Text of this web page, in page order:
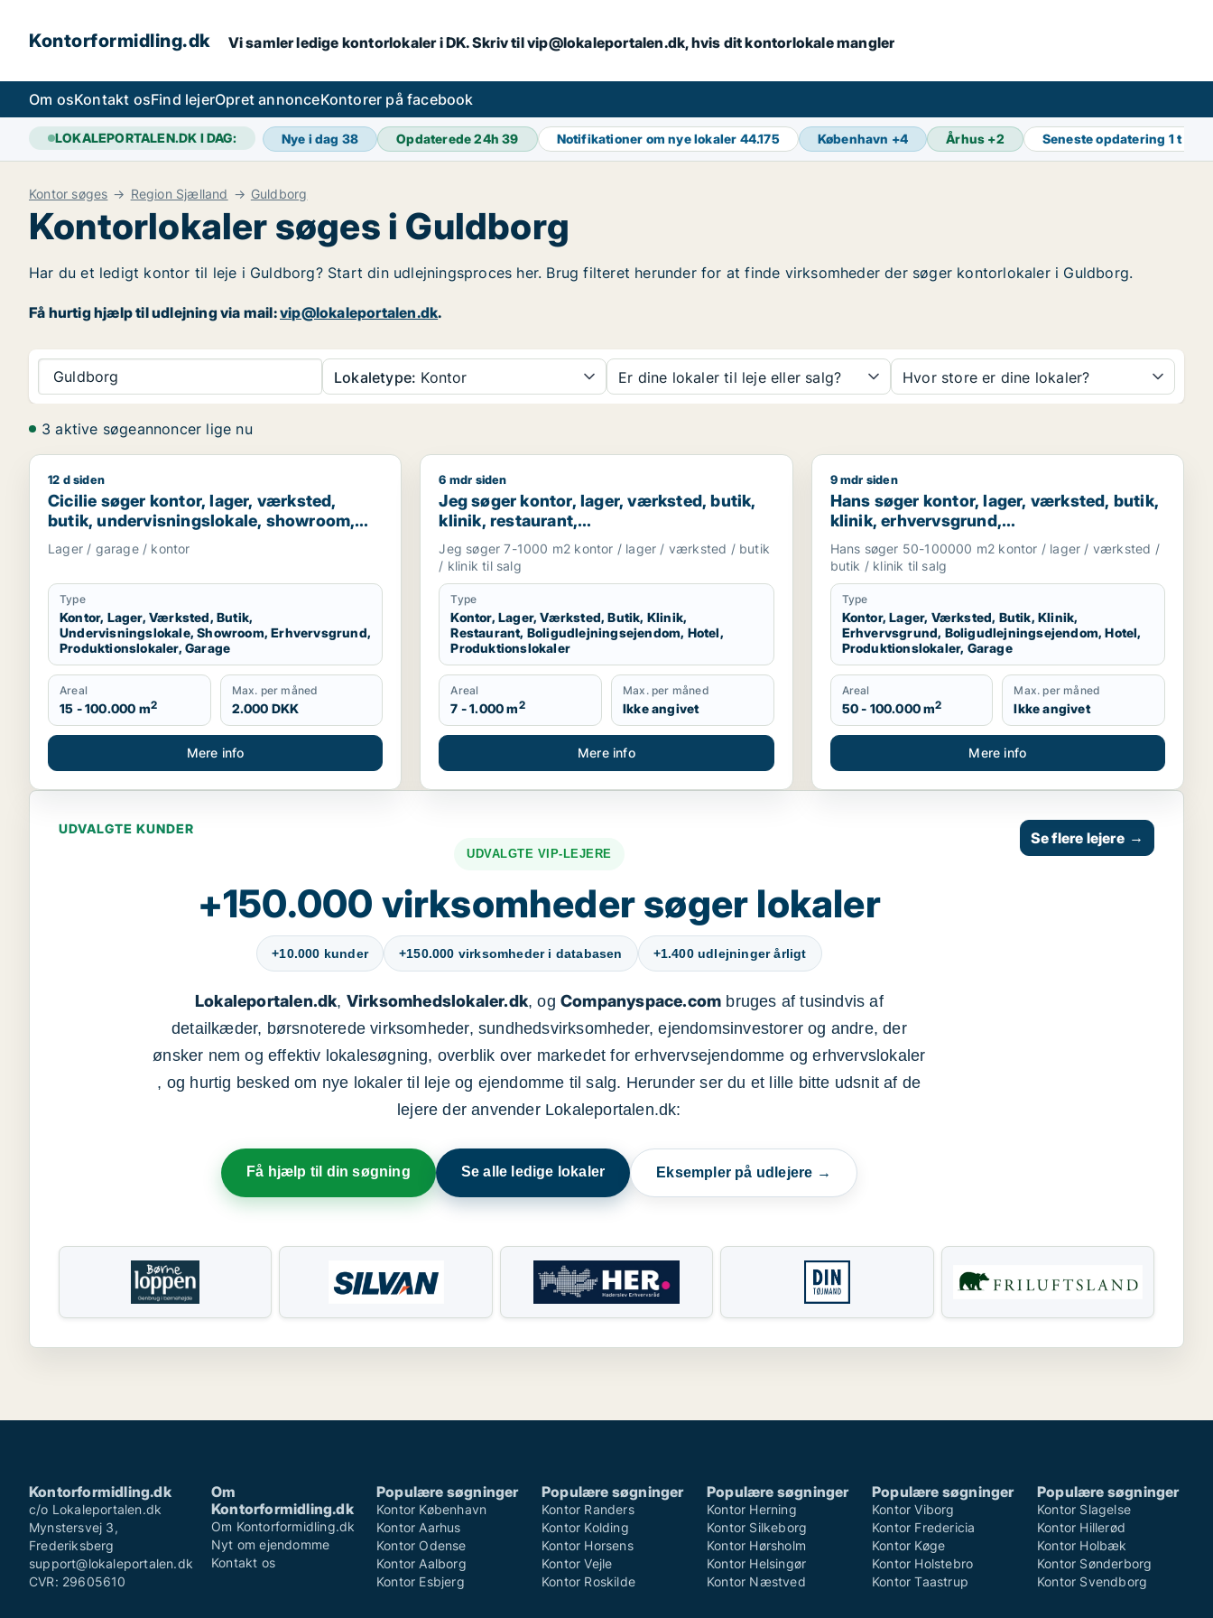
Kontorformidling.dk Vi samler ledige kontorlokaler i DK. Skriv til vip@lokaleportalen.dk, hvis dit kontorlokale mangler
Om osKontakt osFind lejerOpret annonceKontorer på facebook
LOKALEPORTALEN.DK I DAG: Nye i dag 38 Opdaterede 24h39 Notifikationer om nye lokaler 44.175 København +4 Århus +2 Seneste opdatering 1 t
Kontor søges Region Sjælland Guldborg
Kontorlokaler søges i Guldborg
Har du et ledigt kontor til leje i Guldborg? Start din udlejningsproces her. Brug filteret herunder for at finde virksomheder der søger kontorlokaler i Guldborg.
Få hurtig hjælp til udlejning via mail:vip@lokaleportalen.dk.
Guldborg Lokaletype: Kontor Er dine lokaler til leje eller salg? Hvor store er dine lokaler?
3 aktive søgeannoncer lige nu
Cicilie søger kontor, lager, værksted, butik, undervisningslokale, showroom, erhvervsgrund, produktionslokaler eller garage til leje i Region Sjælland eller
12 d siden
Cicilie søger kontor, lager, værksted,
butik, undervisningslokale, showroom,
erhvervsgrund, produktionslokaler eller
garage til leje i Region Sjælland eller
Nordsjælland
Lager / garage / kontor
Type
Kontor, Lager, Værksted, Butik,
Undervisningslokale, Showroom, Erhvervsgrund,
Produktionslokaler, Garage
Areal
15 - 100.000 m2
Max. per måned
2.000 DKK
Mere info
Jeg søger kontor, lager, værksted, butik, klinik, restaurant, boligudlejningsejendom, hotel eller
6 mdr siden
Jeg søger kontor, lager, værksted, butik,
klinik, restaurant,
boligudlejningsejendom, hotel eller
produktionslokaler til salg i Vordingborg,
Guldborgsund eller Lolland
Jeg søger 7-1000 m2 kontor / lager / værksted / butik
/ klinik til salg
Type
Kontor, Lager, Værksted, Butik, Klinik,
Restaurant, Boligudlejningsejendom, Hotel,
Produktionslokaler
Areal
7 - 1.000 m2
Max. per måned
Ikke angivet
Mere info
Hans søger kontor, lager, værksted, butik, klinik,
9 mdr siden
Hans søger kontor, lager, værksted, butik,
klinik, erhvervsgrund,
boligudlejningsejendom, hotel,
produktionslokaler eller garage til salg i
Region Sjælland
Hans søger 50-100000 m2 kontor / lager / værksted /
butik / klinik til salg
Type
Kontor, Lager, Værksted, Butik, Klinik,
Erhvervsgrund, Boligudlejningsejendom, Hotel,
Produktionslokaler, Garage
Areal
50 - 100.000 m2
Max. per måned
Ikke angivet
Mere info
UDVALGTE KUNDER
UDVALGTE VIP-LEJERE
+150.000 virksomheder søger lokaler
+10.000 kunder +150.000 virksomheder i databasen +1.400 udlejninger årligt
Lokaleportalen.dk, Virksomhedslokaler.dk, og Companyspace.com bruges af tusindvis af
detailkæder, børsnoterede virksomheder, sundhedsvirksomheder, ejendomsinvestorer og andre, der
ønsker nem og effektiv lokalesøgning, overblik over markedet for erhvervsejendomme og erhvervslokaler
, og hurtig besked om nye lokaler til leje og ejendomme til salg. Herunder ser du et lille bitte udsnit af de
lejere der anvender Lokaleportalen.dk:
Få hjælp til din søgning Se alle ledige lokaler Eksempler på udlejere →
Se flere lejere →
Kontorformidling.dk
c/o Lokaleportalen.dk
Mynstersvej 3,
Frederiksberg
support@lokaleportalen.dk
CVR: 29605610
Om
Kontorformidling.dk
Om Kontorformidling.dk
Nyt om ejendomme
Kontakt os
Populære søgninger
Kontor København
Kontor Aarhus
Kontor Odense
Kontor Aalborg
Kontor Esbjerg
Populære søgninger
Kontor Randers
Kontor Kolding
Kontor Horsens
Kontor Vejle
Kontor Roskilde
Populære søgninger
Kontor Herning
Kontor Silkeborg
Kontor Hørsholm
Kontor Helsingør
Kontor Næstved
Populære søgninger
Kontor Viborg
Kontor Fredericia
Kontor Køge
Kontor Holstebro
Kontor Taastrup
Populære søgninger
Kontor Slagelse
Kontor Hillerød
Kontor Holbæk
Kontor Sønderborg
Kontor Svendborg